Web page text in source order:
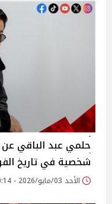
حلمي عبد الباقي
شخصية في تاريخ
الأحد 03/مايو/2026 - 10:14 م